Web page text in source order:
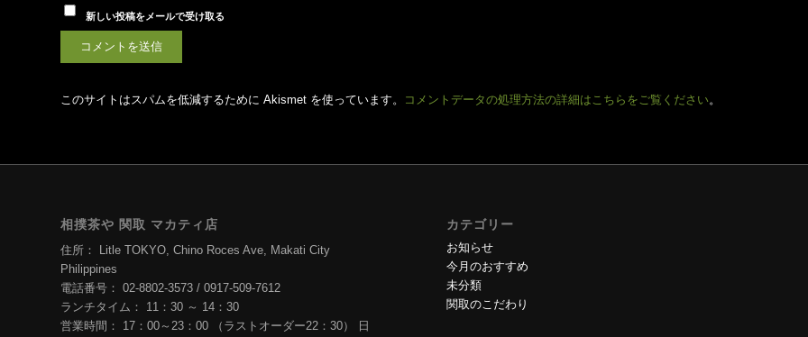
新しい投稿をメールで受け取る
このサイトはスパムを低減するために Akismet を使っています。 コメントデータの処理方法の詳細はこちらをご覧ください。
相撲茶や 関取 マカティ店
住所： Litle TOKYO, Chino Roces Ave, Makati City
Philippines
電話番号： 02-8802-3573 / 0917-509-7612
ランチタイム： 11：30 ～ 14：30
営業時間： 17：00～23：00 （ラストオーダー22：30） 日
カテゴリー
お知らせ
今月のおすすめ
未分類
関取のこだわり